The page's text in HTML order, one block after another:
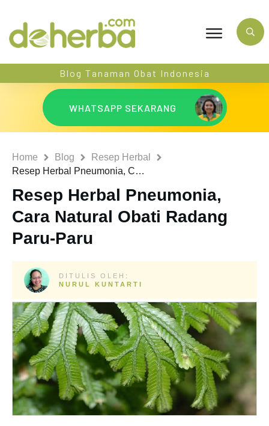
Blog Tanaman Obat Indonesia
WHATSAPP SEKARANG
Home Blog
Resep Herbal
Resep Herbal Pneumonia, Cara Natural Obati Radang Paru-Paru
Resep Herbal Pneumonia,
Cara Natural Obati Radang
Paru-Paru
DITULIS OLEH:
NURUL KUNTARTI